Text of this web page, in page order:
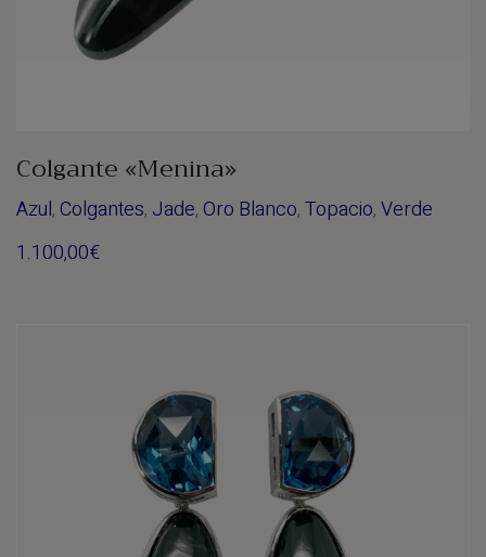
Colgante «Menina»
Azul,Colgantes, Jade,Oro Blanco,Topacio,Verde
1.100,00€